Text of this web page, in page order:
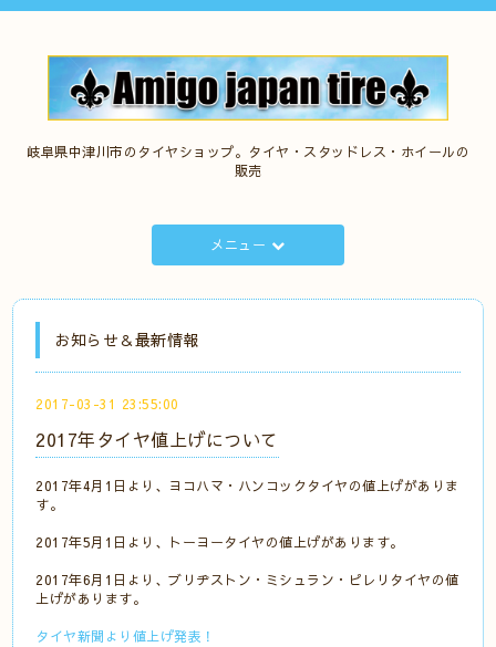
岐阜県中津川市のタイヤショップ。タイヤ・スタッドレス・ホイールの
販売
メニュー
お知らせ＆最新情報
2017-03-31 23:55:00
2017年タイヤ値上げについて
2017年4月1日より、ヨコハマ・ハンコックタイヤの値上げがありま
す。
2017年5月1日より、トーヨータイヤの値上げがあります。
2017年6月1日より、ブリヂストン・ミシュラン・ピレリタイヤの値
上げがあります。
タイヤ新聞より値上げ発表！